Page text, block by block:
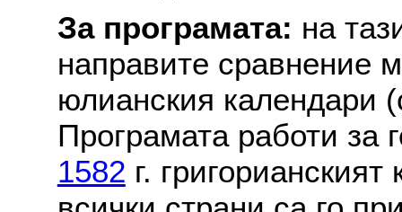
За програмата: на
направите сравнение
юлианския календари
Програмата работи за
1582 г.